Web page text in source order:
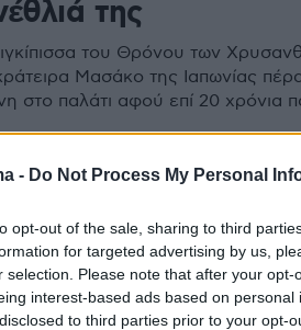
- Do Not Process My Personal
opt-out of the sale, sharing to third
for targeted advertising by us,
selection. Please note that after your
interest-based ads based on
to third parties prior to your opt-
της
του Θρόνου των
Μασάκο της Ιαπωνίας
στο παλάτι αφού επί 20 χρόνια
και ο
ποτέ